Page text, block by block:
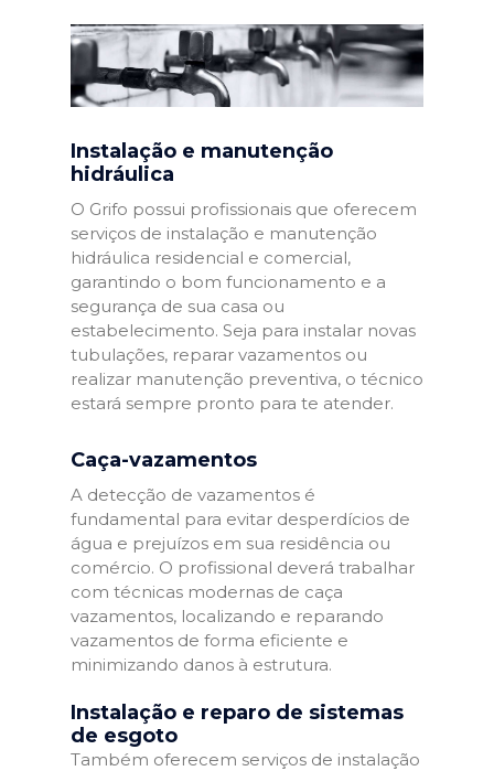
Instalação e manutenção
hidráulica
O Grifo possui profissionais que oferecem
serviços de instalação e manutenção
hidráulica residencial e comercial,
garantindo o bom funcionamento e a
segurança de sua casa ou
estabelecimento. Seja para instalar novas
tubulações, reparar vazamentos ou
realizar manutenção preventiva, o técnico
estará sempre pronto para te atender.
Caça-vazamentos
A detecção de vazamentos é
fundamental para evitar desperdícios de
água e prejuízos em sua residência ou
comércio. O profissional deverá trabalhar
com técnicas modernas de caça
vazamentos, localizando e reparando
vazamentos de forma eficiente e
minimizando danos à estrutura.
Instalação e reparo de sistemas
de esgoto
Também oferecem serviços de instalação